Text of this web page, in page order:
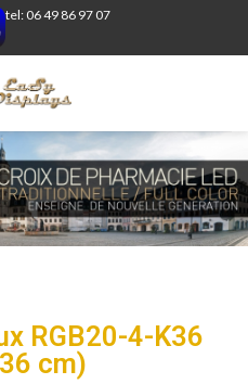
tel: 06 49 86 97 07
RGB20-4-K36
cm)